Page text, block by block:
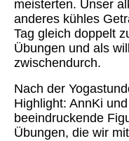
meisterten. Unser
anderes kühles
Tag gleich doppelt
Übungen und als
zwischendurch.
Nach der
Highlight: AnnKi
beeindruckende
Übungen, die wir